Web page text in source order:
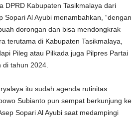
DPRD Kabupaten Tasikmalaya dari
Sopari Al Ayubi menambahkan, “dengan
dorongan dan bisa mendongkrak
terutama di Kabupaten Tasikmalaya,
Pileg atau Pilkada juga Pilpres Partai
tahun 2024.
itu sudah agenda rutinitas
Subianto pun sempat berkunjung ke
Sopari Al Ayubi saat medampingi